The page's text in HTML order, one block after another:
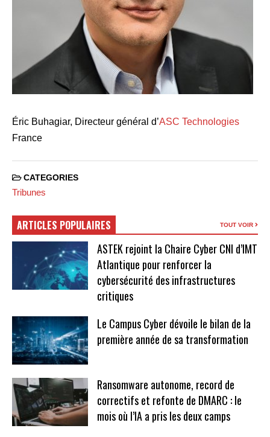
Éric Buhagiar, Directeur général d’ASC Technologies
France
CATEGORIES
Tribunes
ARTICLES POPULAIRES TOUT VOIR
ASTEK rejoint la Chaire Cyber CNI d’IMT
Atlantique pour renforcer la
cybersécurité des infrastructures
critiques
Le Campus Cyber dévoile le bilan de la
première année de sa transformation
Ransomware autonome, record de
correctifs et refonte de DMARC : le
mois où l’IA a pris les deux camps